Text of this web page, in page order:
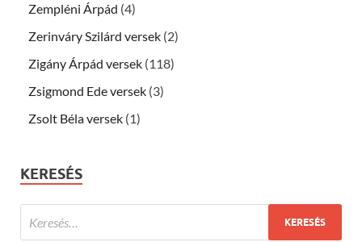
Zempléni Árpád (4)
Zerinváry Szilárd versek (2)
Zigány Árpád versek (118)
Zsigmond Ede versek (3)
Zsolt Béla versek (1)
KERESÉS